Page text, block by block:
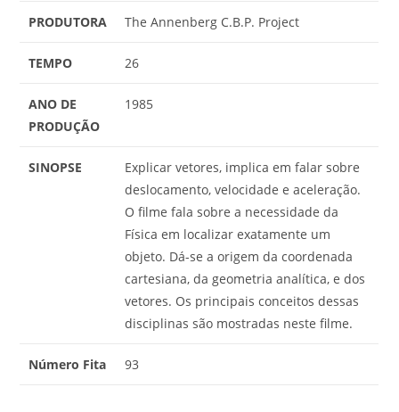
PRODUTORA The Annenberg C.B.P. Project
TEMPO 26
ANO DE
PRODUÇÃO
1985
SINOPSE
Explicar vetores, implica em falar sobre
deslocamento, velocidade e aceleração.
O filme fala sobre a necessidade da
Física em localizar exatamente um
objeto. Dá-se a origem da coordenada
cartesiana, da geometria analítica, e dos
vetores. Os principais conceitos dessas
disciplinas são mostradas neste filme.
Número Fita 93